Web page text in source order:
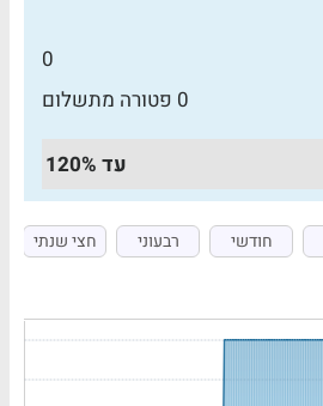
0
0 פטורה מתשלום
עד 120%
חודשי רבעוני חצי שנתי